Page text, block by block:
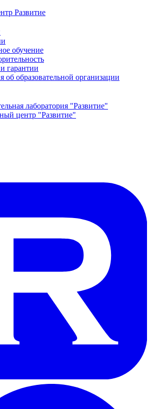
обучение
гарантии
об образовательной организации
лаборатория "Развитие"
центр "Развитие"